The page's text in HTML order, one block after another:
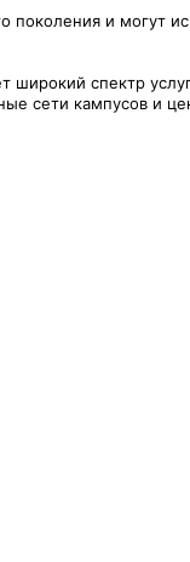
и могут
широкий спектр
сети кампусов и